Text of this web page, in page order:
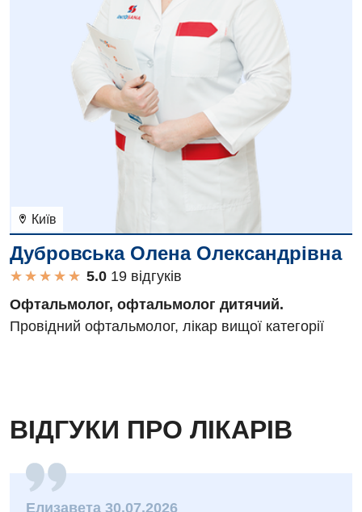
Київ
Дубровська Олена Олександрівна
★
★
★
★
★
★ ★ ★ ★ ★
19 вiдгукiв
Офтальмолог, офтальмолог дитячий.
Провідний офтальмолог, лікар вищої категорії
ВІДГУКИ ПРО ЛІКАРІВ
Елизавета 30.07.2026